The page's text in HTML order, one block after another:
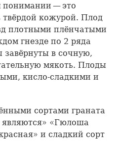
понимании — это
твёрдой кожурой. Плод
плотными плёнчатыми
гнезде по 2 ряда
завёрнуты в сочную,
мякоть. Плоды
кисло-сладкими и
сортами граната
«Гюлоша
и сладкий сорт